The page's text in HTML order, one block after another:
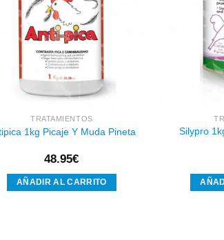
TRATAMIENTOS
1kg Picaje Y Muda Pineta
48.95€
AÑADIR AL CARRITO
Silypro